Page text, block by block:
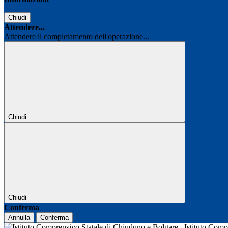
Chiudi
Attendere...
Attendere il completamento dell'operazione...
Chiudi
Chiudi
Conferma
Annulla Conferma